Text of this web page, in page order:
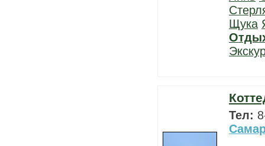
Щука
Тел: